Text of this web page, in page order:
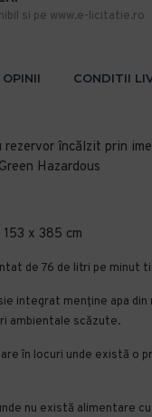
si pe www.e-licitatie.ro
OPINII
CONDITII
rezervor încălzit prin
Hazardous
x 385 cm
de 76 de litri pe minut
integrat menține apa
ambientale scăzute.
în locuri unde există o
nu există alimentare